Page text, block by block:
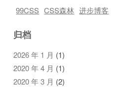
99CSS CSS森林 进步博客
归档
2026 年 1 月 (1)
2020 年 4 月 (1)
2020 年 3 月 (2)